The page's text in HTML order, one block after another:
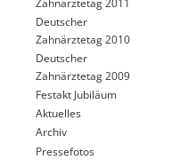
Deutscher
Zahnärztetag 2010
Deutscher
Zahnärztetag 2009
Festakt Jubiläum
Aktuelles
Archiv
Pressefotos